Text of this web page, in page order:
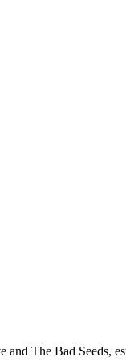
The Bad Seeds,